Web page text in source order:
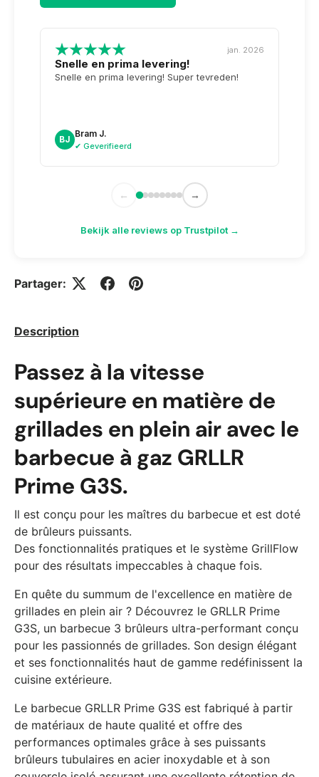
jan. 2026
Snelle en prima levering!
Snelle en prima levering! Super tevreden!
BJ
Bram J.
✔ Geverifieerd
← →
Bekijk alle reviews op Trustpilot →
Partager:
Description
Passez à la vitesse
supérieure en matière de
grillades en plein air avec le
barbecue à gaz GRLLR
Prime G3S.
Il est conçu pour les maîtres du barbecue et est doté
de brûleurs puissants.
Des fonctionnalités pratiques et le système GrillFlow
pour des résultats impeccables à chaque fois.
En quête du summum de l'excellence en matière de
grillades en plein air ? Découvrez le GRLLR Prime
G3S, un barbecue 3 brûleurs ultra-performant conçu
pour les passionnés de grillades. Son design élégant
et ses fonctionnalités haut de gamme redéfinissent la
cuisine extérieure.
Le barbecue GRLLR Prime G3S est fabriqué à partir
de matériaux de haute qualité et offre des
performances optimales grâce à ses puissants
brûleurs tubulaires en acier inoxydable et à son